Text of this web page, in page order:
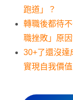
跑道」？
轉職後都待
職挫敗」原
30+了還沒達
實現自我價